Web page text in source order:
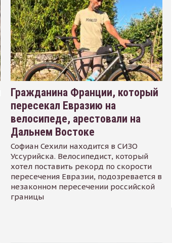
Гражданина Франции, который
пересекал Евразию на
велосипеде, арестовали на
Дальнем Востоке
Софиан Сехили находится в СИЗО
Уссурийска. Велосипедист, который
хотел поставить рекорд по скорости
пересечения Евразии, подозревается в
незаконном пересечении российской
границы